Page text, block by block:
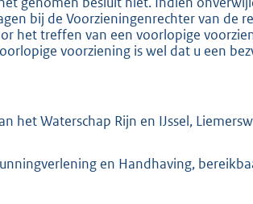
bij de Voorzieningenrechter van de
het treffen van een voorlopige
voorziening is wel dat u een
Waterschap Rijn en IJssel,
en Handhaving,